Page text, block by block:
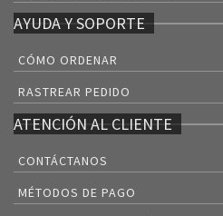
AYUDA Y SOPORTE
CÓMO ORDENAR
RASTREAR PEDIDO
ATENCIÓN AL CLIENTE
CONTÁCTANOS
MÉTODOS DE PAGO